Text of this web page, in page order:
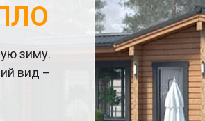
зиму.
вид –